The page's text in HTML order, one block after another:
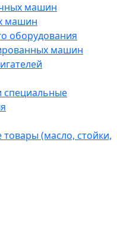
машин
машин
оборудования
машин
специальные
(масло, стойки,